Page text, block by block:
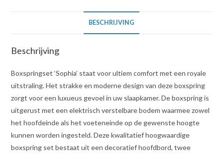
BESCHRIJVING
Beschrijving
Boxspringset ‘Sophia’ staat voor ultiem comfort met een royale
uitstraling. Het strakke en moderne design van deze boxspring
zorgt voor een luxueus gevoel in uw slaapkamer. De boxspring is
uitgerust met een elektrisch verstelbare bodem waarmee zowel
het hoofdeinde als het voeteneinde op de gewenste hoogte
kunnen worden ingesteld. Deze kwalitatief hoogwaardige
boxspring set bestaat uit een decoratief hoofdbord, twee